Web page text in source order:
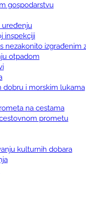
gospodarstvu
inspekciji
nezakonito izgrađenim
otpadom
dobru i morskim lukama
na cestama
prometu
kulturnih dobara